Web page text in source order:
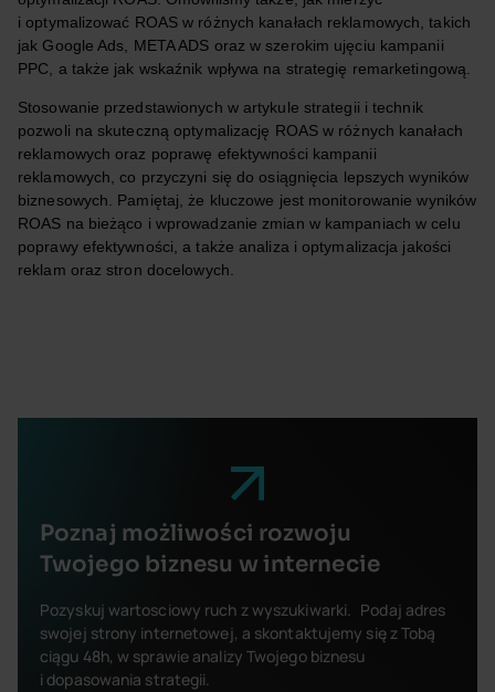
i optymalizować ROAS w różnych kanałach reklamowych, takich
jak Google Ads, META ADS oraz w szerokim ujęciu kampanii
PPC, a także jak wskaźnik wpływa na strategię remarketingową.
Stosowanie przedstawionych w artykule strategii i technik
pozwoli na skuteczną optymalizację ROAS w różnych kanałach
reklamowych oraz poprawę efektywności kampanii
reklamowych, co przyczyni się do osiągnięcia lepszych wyników
biznesowych. Pamiętaj, że kluczowe jest monitorowanie wyników
ROAS na bieżąco i wprowadzanie zmian w kampaniach w celu
poprawy efektywności, a także analiza i optymalizacja jakości
reklam oraz stron docelowych.
Poznaj możliwości rozwoju
Twojego biznesu w internecie
Pozyskuj wartosciowy ruch z wyszukiwarki. Podaj adres
swojej strony internetowej, a skontaktujemy się z Tobą
ciągu 48h, w sprawie analizy Twojego biznesu
i dopasowania strategii.